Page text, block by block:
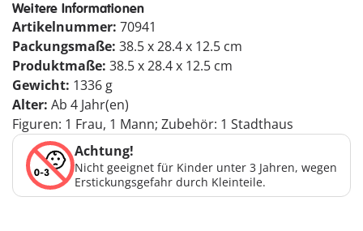
Weitere Informationen
Artikelnummer: 70941
Packungsmaße: 38.5 x 28.4 x 12.5 cm
Produktmaße: 38.5 x 28.4 x 12.5 cm
Gewicht: 1336 g
Alter: Ab 4 Jahr(en)
Figuren: 1 Frau, 1 Mann; Zubehör: 1 Stadthaus
Achtung!
Nicht geeignet für Kinder unter 3 Jahren, wegen
Erstickungsgefahr durch Kleinteile.